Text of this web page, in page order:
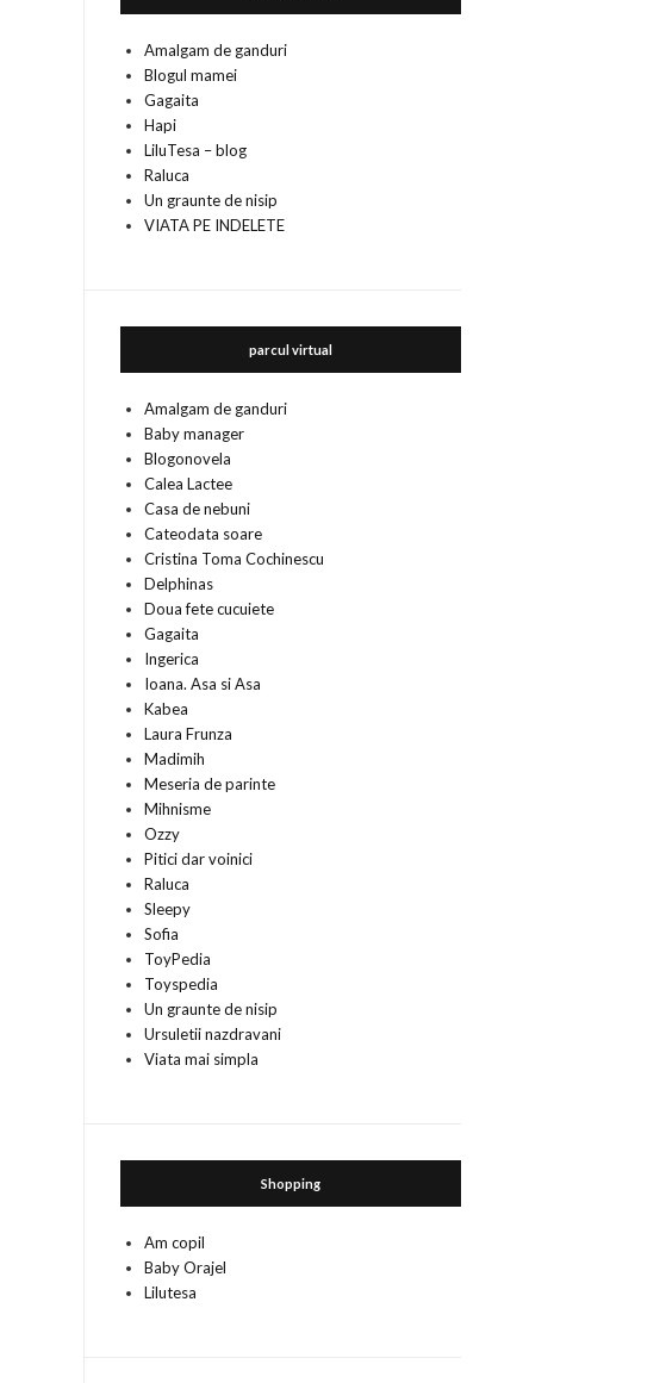
Amalgam de ganduri
Blogul mamei
Gagaita
Hapi
LiluTesa – blog
Raluca
Un graunte de nisip
VIATA PE INDELETE
parcul virtual
Amalgam de ganduri
Baby manager
Blogonovela
Calea Lactee
Casa de nebuni
Cateodata soare
Cristina Toma Cochinescu
Delphinas
Doua fete cucuiete
Gagaita
Ingerica
Ioana. Asa si Asa
Kabea
Laura Frunza
Madimih
Meseria de parinte
Mihnisme
Ozzy
Pitici dar voinici
Raluca
Sleepy
Sofia
ToyPedia
Toyspedia
Un graunte de nisip
Ursuletii nazdravani
Viata mai simpla
Shopping
Am copil
Baby Orajel
Lilutesa